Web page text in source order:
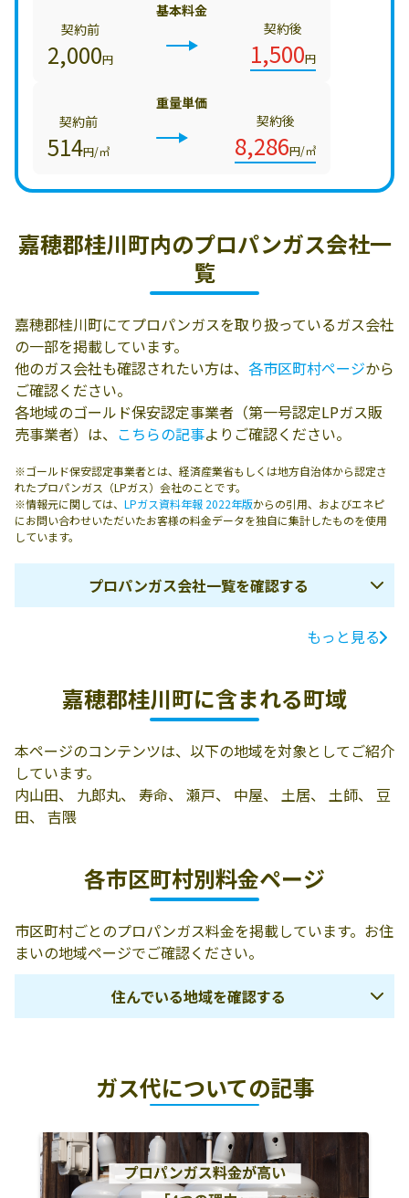
基本料金
契約前
2,000円
契約後
1,500円
重量単価
契約前
514円/㎥
契約後
8,286円/㎥
嘉穂郡桂川町内のプロパンガス会社一
覧
嘉穂郡桂川町にてプロパンガスを取り扱っているガス会社
の一部を掲載しています。
他のガス会社も確認されたい方は、 各市区町村ページから
ご確認ください。
各地域のゴールド保安認定事業者（第一号認定LPガス販
売事業者）は、 こちらの記事よりご確認ください。
※ゴールド保安認定事業者とは、経済産業省もしくは地方自治体から認定さ
れたプロパンガス（LPガス）会社のことです。
※情報元に関しては、 LPガス資料年報 2022年版からの引用、およびエネピ
にお問い合わせいただいたお客様の料金データを独自に集計したものを使用
しています。
プロパンガス会社一覧を確認する
電話番号
字瀬戸128-1
もっと見る
嘉穂郡桂川町に含まれる町域
本ページのコンテンツは、以下の地域を対象としてご紹介
しています。
内山田、 九郎丸、 寿命、 瀬戸、 中屋、 土居、 土師、 豆
田、 吉隈
各市区町村別料金ページ
市区町村ごとのプロパンガス料金を掲載しています。お住
まいの地域ページでご確認ください。
住んでいる地域を確認する
春日市
宗像市
糟屋郡篠栗町
糟屋郡志免町
糟屋郡新宮町
ガス代についての記事